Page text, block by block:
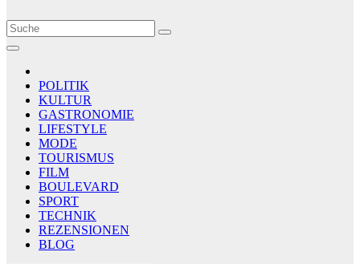
Le Matin
AGENCE DE PRESSE
POLITIK
KULTUR
GASTRONOMIE
LIFESTYLE
MODE
TOURISMUS
FILM
BOULEVARD
SPORT
TECHNIK
REZENSIONEN
BLOG